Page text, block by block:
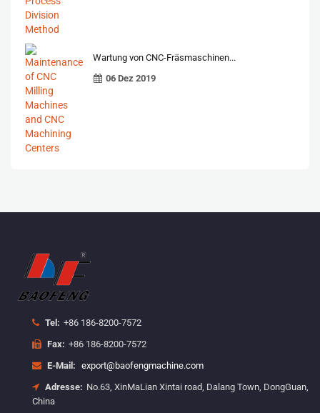
Wartung von CNC-Fräsmaschinen...
06 Dez 2019
Tel: +86 186-8200-7572
Fax: +86 186-8200-7572
E-Mail: export@baofengmachine.com
Adresse: No.63, XinMaLian Xintai road, Dalang Town, DongGuan,
China